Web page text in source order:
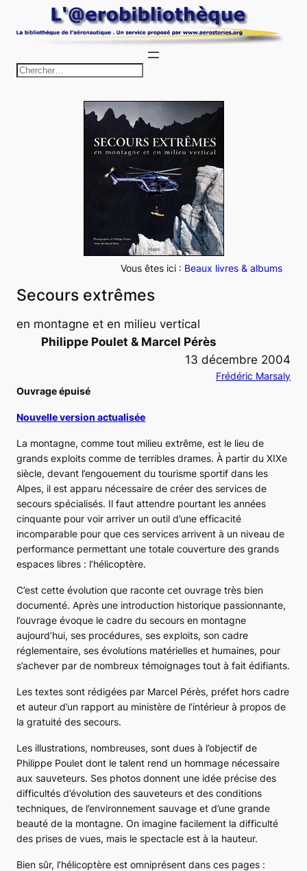
au
c
h
e
c
h
e
Vous êtes ici : Beaux livres & albums
Secours extrêmes
en montagne et en milieu vertical
Philippe Poulet & Marcel Pérès
13 décembre 2004
Frédéric Marsaly
Ouvrage épuisé
Nouvelle version actualisée
La montagne, comme tout milieu extrême, est le lieu de
grands exploits comme de terribles drames. À partir du XIXe
siècle, devant l’engouement du tourisme sportif dans les
Alpes, il est apparu nécessaire de créer des services de
secours spécialisés. Il faut attendre pourtant les années
cinquante pour voir arriver un outil d’une efficacité
incomparable pour que ces services arrivent à un niveau de
performance permettant une totale couverture des grands
espaces libres : l’hélicoptère.
C’est cette évolution que raconte cet ouvrage très bien
documenté. Après une introduction historique passionnante,
l’ouvrage évoque le cadre du secours en montagne
aujourd’hui, ses procédures, ses exploits, son cadre
réglementaire, ses évolutions matérielles et humaines, pour
s’achever par de nombreux témoignages tout à fait édifiants.
Les textes sont rédigées par Marcel Pérès, préfet hors cadre
et auteur d’un rapport au ministère de l’intérieur à propos de
la gratuité des secours.
Les illustrations, nombreuses, sont dues à l’objectif de
Philippe Poulet dont le talent rend un hommage nécessaire
aux sauveteurs. Ses photos donnent une idée précise des
difficultés d’évolution des sauveteurs et des conditions
techniques, de l’environnement sauvage et d’une grande
beauté de la montagne. On imagine facilement la difficulté
des prises de vues, mais le spectacle est à la hauteur.
Bien sûr, l’hélicoptère est omniprésent dans ces pages :